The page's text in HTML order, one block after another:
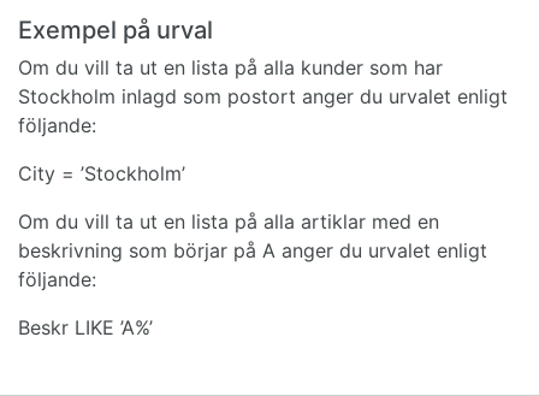
Exempel på urval
Om du vill ta ut en lista på alla kunder som har
Stockholm inlagd som postort anger du urvalet enligt
följande:
City = ’Stockholm’
Om du vill ta ut en lista på alla artiklar med en
beskrivning som börjar på A anger du urvalet enligt
följande:
Beskr LIKE ’A%’